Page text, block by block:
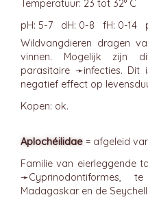
Temperatuur: 23 tot 32° C
pH: 5-7 dH: 0-8 fH: 0-14
Wildvangdieren dragen
vinnen. Mogelijk zijn
parasitaire ➛infecties. Dit
negatief effect op
Kopen: ok.
Aplochéilidae = afgeleid
Familie van eierleggende
➛Cyprinodontiformes, te
Madagaskar en de